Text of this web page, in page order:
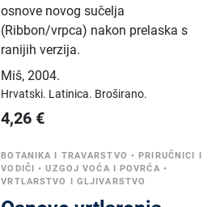
osnove novog sučelja
(Ribbon/vrpca) nakon prelaska s
ranijih verzija.
Miš,2004.
Hrvatski. Latinica. Broširano.
4,26 €
BOTANIKA I TRAVARSTVO •PRIRUČNICI I
VODIČI •UZGOJ VOĆA I POVRĆA •
VRTLARSTVO I GLJIVARSTVO